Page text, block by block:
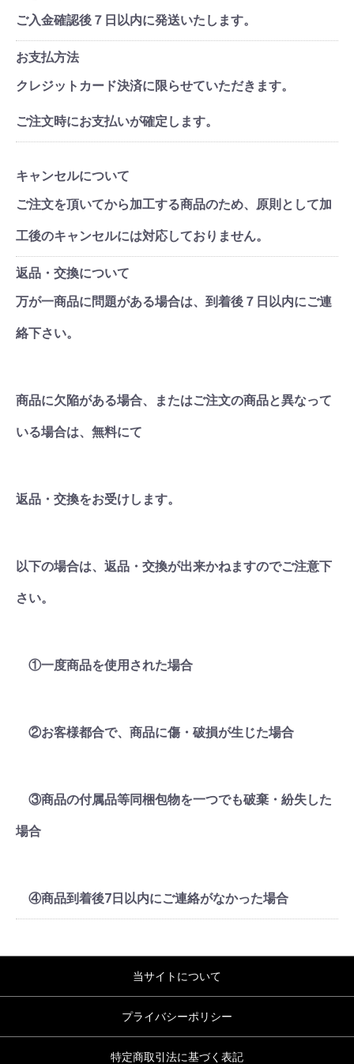
ご入金確認後７日以内に発送いたします。
お支払方法
クレジットカード決済に限らせていただきます。
ご注文時にお支払いが確定します。
キャンセルについて
ご注文を頂いてから加工する商品のため、原則として加
工後のキャンセルには対応しておりません。
返品・交換について
万が一商品に問題がある場合は、到着後７日以内にご連
絡下さい。
商品に欠陥がある場合、またはご注文の商品と異なって
いる場合は、無料にて
返品・交換をお受けします。
以下の場合は、返品・交換が出来かねますのでご注意下
さい。
①一度商品を使用された場合
②お客様都合で、商品に傷・破損が生じた場合
③商品の付属品等同梱包物を一つでも破棄・紛失した
場合
④商品到着後7日以内にご連絡がなかった場合
当サイトについて
プライバシーポリシー
特定商取引法に基づく表記